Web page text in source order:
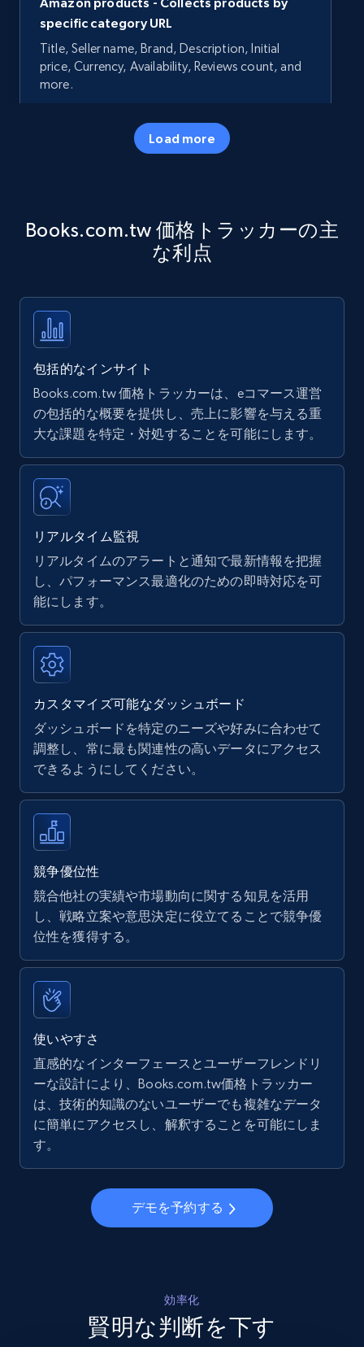
specific category URL
Title, Seller name, Brand, Description, Initial
price, Currency, Availability, Reviews count, and
more.
5.7K+ 今すぐ始める
specific keywords
Title, Seller name, Brand, Description, Initial
35.3K+
Amazon products - find products by using
upc numbers
Title, Seller name, Brand, Description, Initial
price, Currency, Availability, Reviews count, and
more.
35.3K+ 5.7K+
URL, Product name, Product rating, Product
rating object, Product rating max, Rating,
Author name, Asin, and more.
7.4K+ 870+ 今すぐ始める
Walmart - products
URL, Final price, Sku, Currency, Gtin,
Specifications, Image urls, Top reviews, and
more.
5.6K+ 875+ 今すぐ始める
Walmart - products - Find new products by
using specific category URL
URL, Final price, Sku, Currency, Gtin,
Specifications, Image urls, Top reviews, and
more.
5.6K+ 875+ 今すぐ始める
Walmart - products - Collects products by
specific keywords
5.6K+ 875+ 今すぐ始める
Load more
Books.com.tw 価格トラッカーの主
な利点
包括的なインサイト
Books.com.tw 価格トラッカーは、eコマース運営
の包括的な概要を提供し、売上に影響を与える重
大な課題を特定・対処することを可能にします。
リアルタイム監視
リアルタイムのアラートと通知で最新情報を把握
し、パフォーマンス最適化のための即時対応を可
能にします。
カスタマイズ可能なダッシュボード
ダッシュボードを特定のニーズや好みに合わせて
調整し、常に最も関連性の高いデータにアクセス
できるようにしてください。
競争優位性
競合他社の実績や市場動向に関する知見を活用
し、戦略立案や意思決定に役立てることで競争優
位性を獲得する。
使いやすさ
直感的なインターフェースとユーザーフレンドリ
ーな設計により、Books.com.tw価格トラッカー
は、技術的知識のないユーザーでも複雑なデータ
に簡単にアクセスし、解釈することを可能にしま
す。
デモを予約する
効率化
賢明な判断を下す